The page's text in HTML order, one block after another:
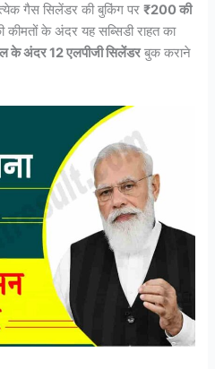
गैस सिलेंडर की बुकिंग पर₹200 की
कीमतों के अंदर यह सब्सिडी राहत का
के अंदर 12 एलपीजी सिलेंडरबुक कराने